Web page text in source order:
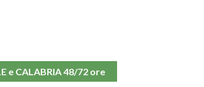
e CALABRIA 48/72 ore